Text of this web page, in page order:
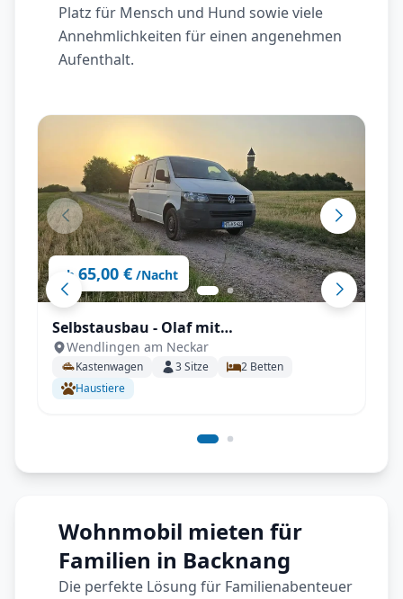
Platz für Mensch und Hund sowie viele
Annehmlichkeiten für einen angenehmen
Aufenthalt.
ab 65,00 € /Nacht
Selbstausbau - Olaf mit
Anhängerkupplung, Fahrradträger,
Rückfahrkamera uvm.
Wendlingen am Neckar
Kastenwagen 3Sitze 2 Betten
Haustiere
Wohnmobil mieten für
Familien in Backnang
Die perfekte Lösung für Familienabenteuer